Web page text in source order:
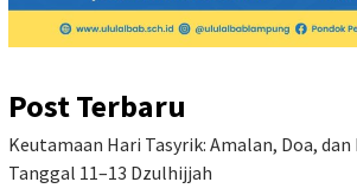
Post Terbaru
Keutamaan Hari Tasyrik: Amalan, Doa, dan
Tanggal 11–13 Dzulhijjah